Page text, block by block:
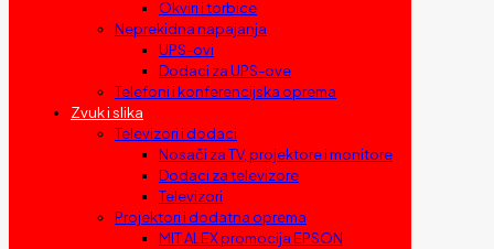
Okviri i torbice
Neprekidna napajanja
UPS-ovi
Dodaci za UPS-ove
Telefoni i konferencijska oprema
Zvuk i slika
Televizori i dodaci
Nosači za TV, projektore i monitore
Dodaci za televizore
Televizori
Projektori i dodatna oprema
MIT ALEX promocija EPSON